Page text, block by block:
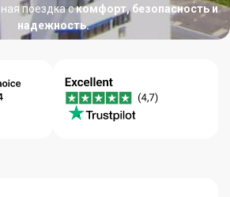
поездка скомфорт, безопасность и
надежность.
Гарантия
Лучших Цен